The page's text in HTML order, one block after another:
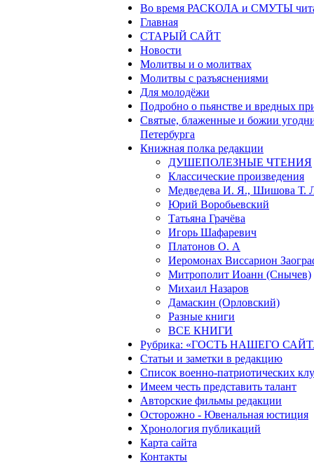
Во время РАСКОЛА и СМУТЫ
Главная
СТАРЫЙ САЙТ
Новости
Молитвы и о молитвах
Молитвы с разъяснениями
Для молодёжи
Подробно о пьянстве и вредных
Святые, блаженные и божии
Петербурга
Книжная полка редакции
ДУШЕПОЛЕЗНЫЕ ЧТЕНИЯ
Классические произведения
Медведева И. Я., Шишова Т.
Юрий Воробьевский
Татьяна Грачёва
Игорь Шафаревич
Платонов О. А
Иеромонах Виссарион
Митрополит Иоанн (Снычев)
Михаил Назаров
Дамаскин (Орловский)
Разные книги
ВСЕ КНИГИ
Рубрика: «ГОСТЬ НАШЕГО
Статьи и заметки в редакцию
Список военно-патриотических
Имеем честь представить талант
Авторские фильмы редакции
Осторожно - Ювенальная юстиция
Хронология публикаций
Карта сайта
Контакты